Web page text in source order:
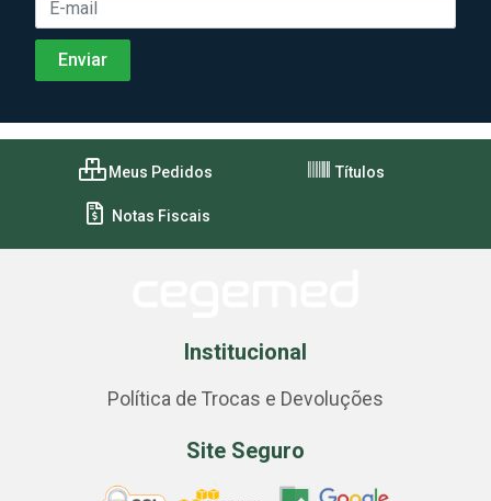
Meus Pedidos Títulos
Notas Fiscais
Institucional
Política de Trocas e Devoluções
Site Seguro